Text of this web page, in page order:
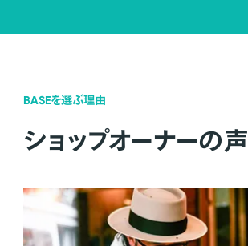
BASEを選ぶ理由
ショップオーナーの声